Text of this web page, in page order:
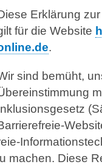
Erklärung
für die Website
.
sind bemüht,
machen. Diese